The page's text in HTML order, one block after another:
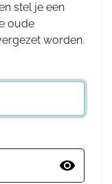
stel je een
oude
worden.